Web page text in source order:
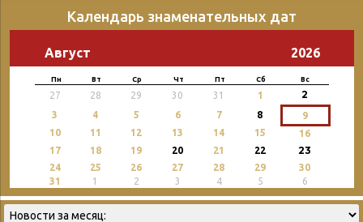
Календарь знаменательных дат
Август 2026
Пн Вт Ср Чт Пт Сб Вс
27 28 29 30 31 1 2
3 4 5 6 7 8
9
10
11 12 13 14 15
16
17
18 19 20 21 22 23
24 25 26 27 28 29
30
31
1 2 3 4 5 6